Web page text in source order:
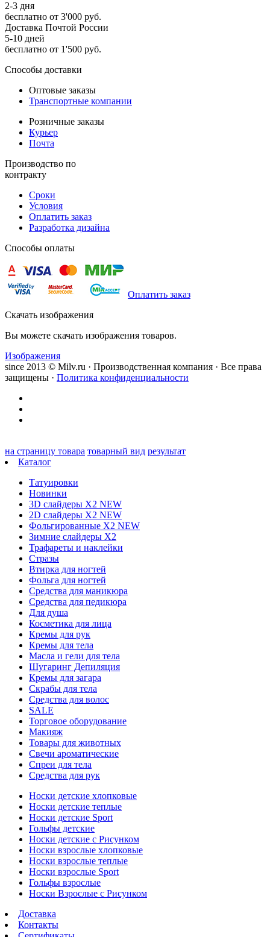
2-3 дня
бесплатно от 3'000 руб.
Доставка Почтой России
5-10 дней
бесплатно от 1'500 руб.
Способы доставки
Оптовые заказы
Транспортные компании
Розничные заказы
Курьер
Почта
Производство по
контракту
Сроки
Условия
Оплатить заказ
Разработка дизайна
Способы оплаты
Оплатить заказ
Скачать изображения
Вы можете скачать изображения товаров.
Изображения
since 2013 © Milv.ru · Производственная компания · Все права
защищены · Политика конфиденциальности
на страницу товара товарный вид результат
Каталог
Татуировки
Новинки
3D слайдеры X2 NEW
2D слайдеры X2 NEW
Фольгированные X2 NEW
Зимние слайдеры Х2
Трафареты и наклейки
Стразы
Втирка для ногтей
Фольга для ногтей
Средства для маникюра
Средства для педикюра
Для душа
Косметика для лица
Кремы для рук
Кремы для тела
Масла и гели для тела
Шугаринг Депиляция
Кремы для загара
Скрабы для тела
Средства для волос
SALE
Торговое оборудование
Макияж
Товары для животных
Свечи ароматические
Спреи для тела
Средства для рук
Носки детские хлопковые
Носки детские теплые
Носки детские Sport
Гольфы детские
Носки детские с Рисунком
Носки взрослые хлопковые
Носки взрослые теплые
Носки взрослые Sport
Гольфы взрослые
Носки Взрослые с Рисунком
Доставка
Контакты